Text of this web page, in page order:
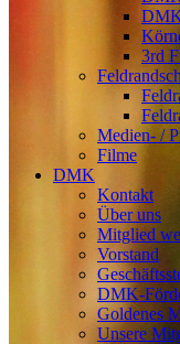
3rd
Medien- /
Filme
DMK
Kontakt
Über uns
Mitglied
Vorstand
DMK-
Goldenes
Unsere